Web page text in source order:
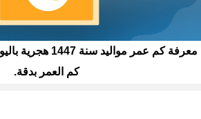
كم العمر بدقة.